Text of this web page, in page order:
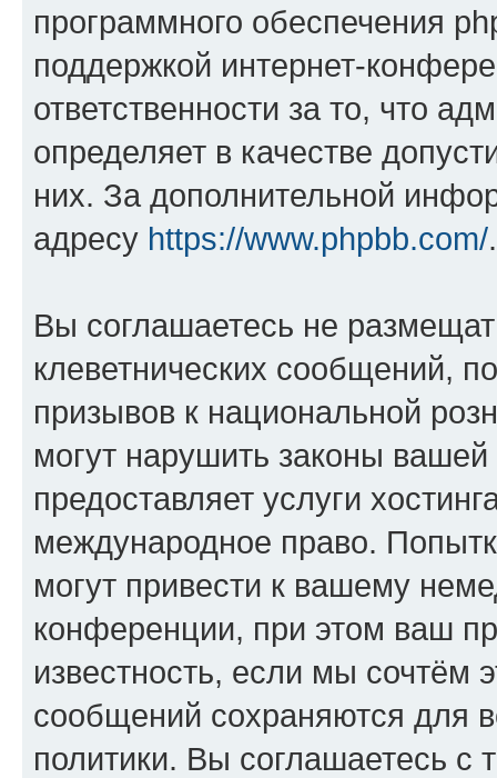
программного обеспечения
поддержкой интернет-
ответственности за то, что
определяет в качестве
них. За дополнительной
адресу https://www.phpbb.com/.
Вы соглашаетесь не
клеветнических сообщений,
призывов к национальной
могут нарушить законы
предоставляет услуги
международное право.
могут привести к вашему
конференции, при этом ваш
известность, если мы сочтём
сообщений сохраняются для
политики. Вы соглашаетесь